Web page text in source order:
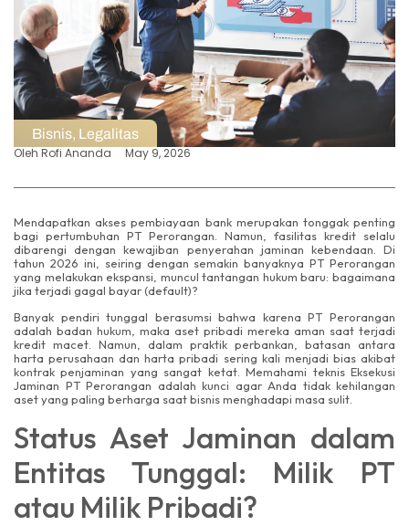
Bisnis, Legalitas
Oleh Rofi Ananda May 9, 2026
Mendapatkan akses pembiayaan bank merupakan tonggak penting
bagi pertumbuhan PT Perorangan. Namun, fasilitas kredit selalu
dibarengi dengan kewajiban penyerahan jaminan kebendaan. Di
tahun 2026 ini, seiring dengan semakin banyaknya PT Perorangan
yang melakukan ekspansi, muncul tantangan hukum baru: bagaimana
jika terjadi gagal bayar (default)?
Banyak pendiri tunggal berasumsi bahwa karena PT Perorangan
adalah badan hukum, maka aset pribadi mereka aman saat terjadi
kredit macet. Namun, dalam praktik perbankan, batasan antara
harta perusahaan dan harta pribadi sering kali menjadi bias akibat
kontrak penjaminan yang sangat ketat. Memahami teknis Eksekusi
Jaminan PT Perorangan adalah kunci agar Anda tidak kehilangan
aset yang paling berharga saat bisnis menghadapi masa sulit.
Status Aset Jaminan dalam
Entitas Tunggal: Milik PT
atau Milik Pribadi?